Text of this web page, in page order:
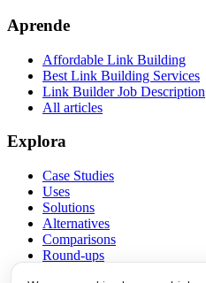
Aprende
Affordable Link Building
Best Link Building Services
Link Builder Job Description
All articles
Explora
Case Studies
Uses
Solutions
Alternatives
Comparisons
Round-ups